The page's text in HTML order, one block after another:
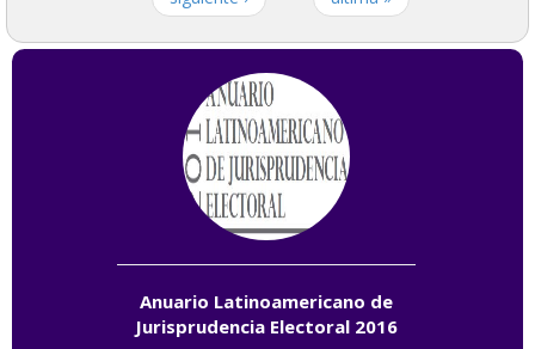
Anuario Latinoamericano de
Jurisprudencia Electoral 2016